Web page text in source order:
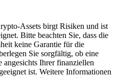
Assets birgt Risiken und ist
Bitte beachten Sie, dass die
keine Garantie für die
Sie sorgfältig, ob eine
Ihrer finanziellen
ist. Weitere Informationen